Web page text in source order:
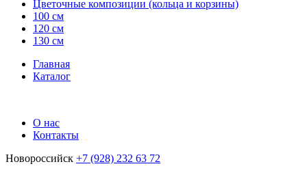
Цветочные композиции (кольца и корзины)
100 см
120 см
130 см
Главная
Каталог
О нас
Контакты
Новороссийск +7 (928) 232 63 72